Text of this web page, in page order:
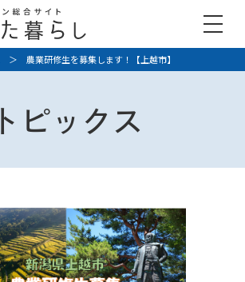
＞ 農業研修生を募集します！【上越市】
トピックス